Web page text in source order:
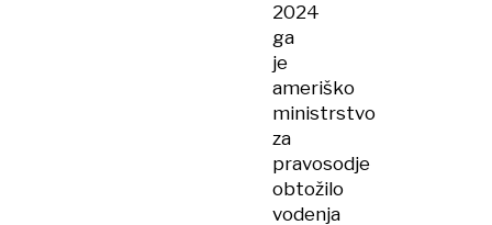
2024
ga
je
ameriško
ministrstvo
za
pravosodje
obtožilo
vodenja